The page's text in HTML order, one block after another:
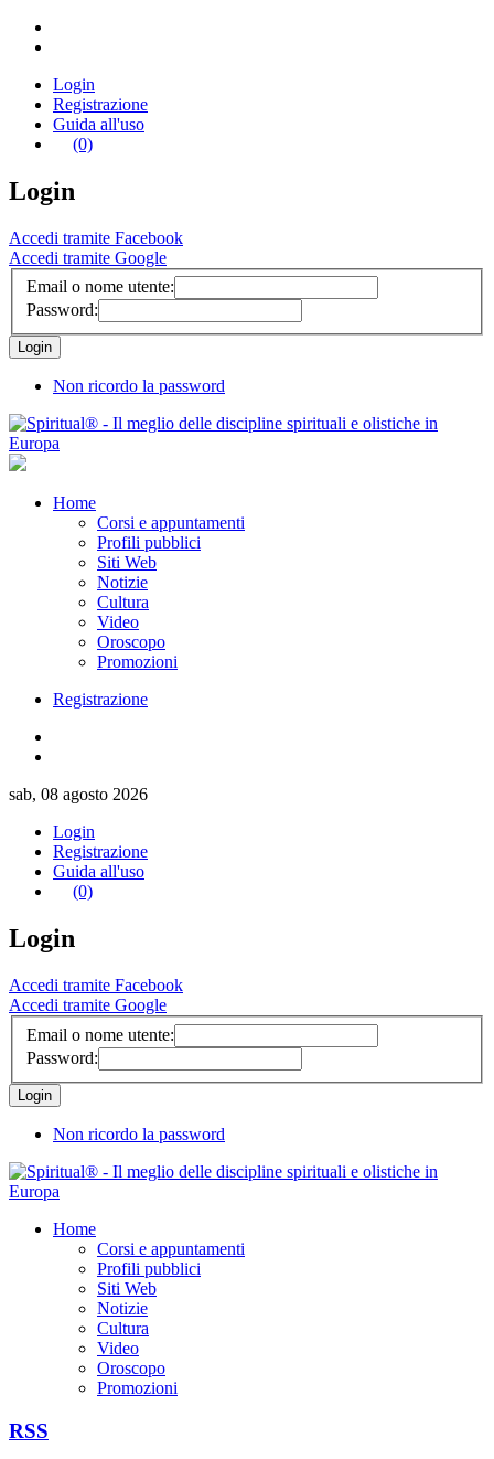
Login
Registrazione
Guida all'uso
(0)
Login
Accedi tramite Facebook
Accedi tramite Google
Email o nome utente:
Password:
Non ricordo la password
Home
Corsi e appuntamenti
Profili pubblici
Siti Web
Notizie
Cultura
Video
Oroscopo
Promozioni
Registrazione
sab, 08 agosto 2026
Login
Registrazione
Guida all'uso
(0)
Login
Accedi tramite Facebook
Accedi tramite Google
Email o nome utente:
Password:
Non ricordo la password
Home
Corsi e appuntamenti
Profili pubblici
Siti Web
Notizie
Cultura
Video
Oroscopo
Promozioni
RSS